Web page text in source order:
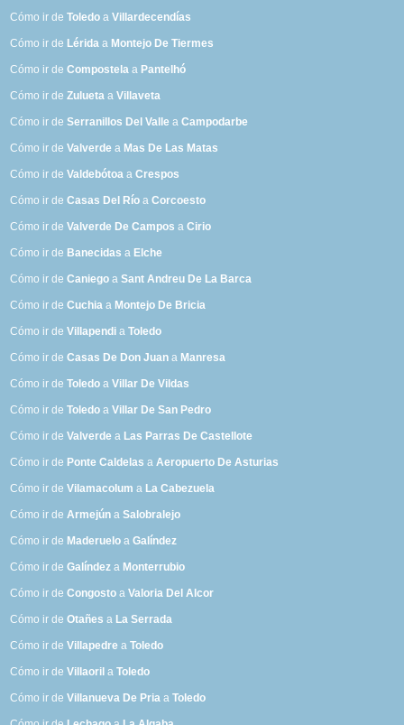
Cómo ir deToledo aVillardecendías
Cómo ir de Lérida a Montejo De Tiermes
Cómo ir deCompostela a Pantelhó
Cómo ir deZulueta aVillaveta
Cómo ir deSerranillos Del Valle aCampodarbe
Cómo ir deValverde a Mas De Las Matas
Cómo ir deValdebótoa aCrespos
Cómo ir deCasas Del Río aCorcoesto
Cómo ir deValverde De Campos aCirio
Cómo ir de Banecidas a Elche
Cómo ir deCaniego aSant Andreu De La Barca
Cómo ir deCuchia a Montejo De Bricia
Cómo ir deVillapendi aToledo
Cómo ir deCasas De Don Juan a Manresa
Cómo ir deToledo aVillar De Vildas
Cómo ir deToledo aVillar De San Pedro
Cómo ir deValverde a Las Parras De Castellote
Cómo ir de Ponte Caldelas aAeropuerto De Asturias
Cómo ir deVilamacolum a La Cabezuela
Cómo ir deArmejún aSalobralejo
Cómo ir de Maderuelo aGalíndez
Cómo ir deGalíndez a Monterrubio
Cómo ir deCongosto aValoria Del Alcor
Cómo ir deOtañes a La Serrada
Cómo ir deVillapedre aToledo
Cómo ir deVillaoril aToledo
Cómo ir deVillanueva De Pria aToledo